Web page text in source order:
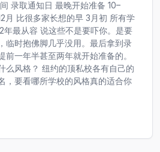
录取通知日 最晚开始准备 10–
月 比很多家长想的早 3月初 所有学
最从容 说这些不是要吓你。是要
临时抱佛脚几乎没用。最后拿到录
前一年半甚至两年就开始准备的。
么风格？ 纽约的顶私校各有自己的
，要看哪所学校的风格真的适合你